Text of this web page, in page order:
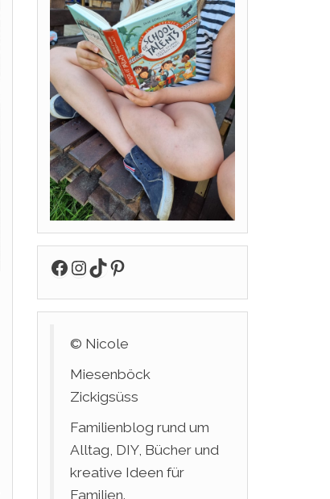
Facebook
Instagram
TikTok
Pinterest
© Nicole
Miesenböck
Zickigsüss
Familienblog rund um
Alltag, DIY, Bücher und
kreative Ideen für
Familien.